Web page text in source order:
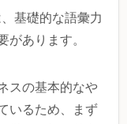
基礎的な語彙力
があります。
スの基本的なや
いるため、まず